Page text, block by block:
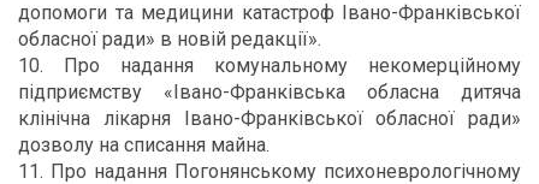
допомоги та медицини катастроф Івано-Франківської
обласної ради» в новій редакції».
10. Про надання комунальному некомерційному
підприємству «Івано-Франківська обласна дитяча
клінічна лікарня Івано-Франківської обласної ради»
дозволу на списання майна.
11. Про надання Погонянському психоневрологічному